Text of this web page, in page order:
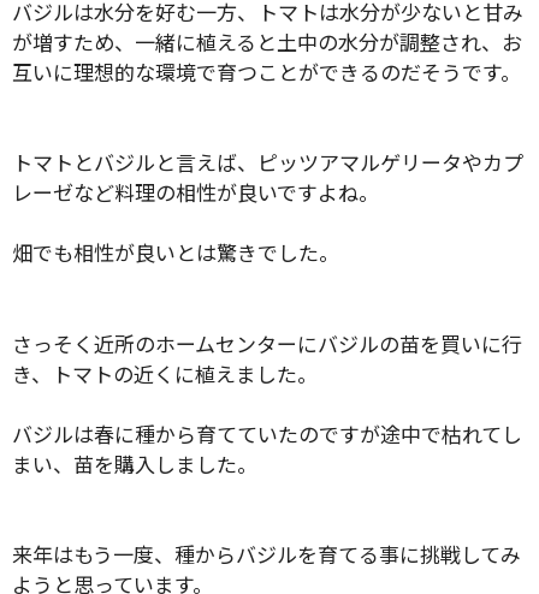
バジルは水分を好む一方、トマトは水分が少ないと甘み
が増すため、一緒に植えると土中の水分が調整され、お
互いに理想的な環境で育つことができるのだそうです。
トマトとバジルと言えば、ピッツアマルゲリータやカプ
レーゼなど料理の相性が良いですよね。
畑でも相性が良いとは驚きでした。
さっそく近所のホームセンターにバジルの苗を買いに行
き、トマトの近くに植えました。
バジルは春に種から育てていたのですが途中で枯れてし
まい、苗を購入しました。
来年はもう一度、種からバジルを育てる事に挑戦してみ
ようと思っています。